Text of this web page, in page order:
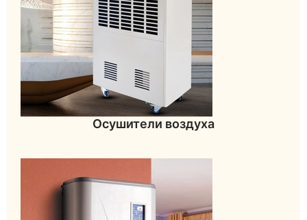
Осушители воздуха